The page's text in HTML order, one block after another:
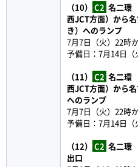
（10） C2 名二環
西JCT方面）から
き）へのランプ
7月7日（火）22時
予備日：7月14日
（11） C2 名二環
西JCT方面）から
へのランプ
7月7日（火）22時
予備日：7月14日
（12） C2 名二環
出口